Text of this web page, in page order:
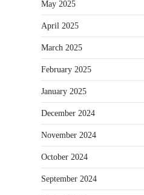
May 2025
April 2025
March 2025
February 2025
January 2025
December 2024
November 2024
October 2024
September 2024